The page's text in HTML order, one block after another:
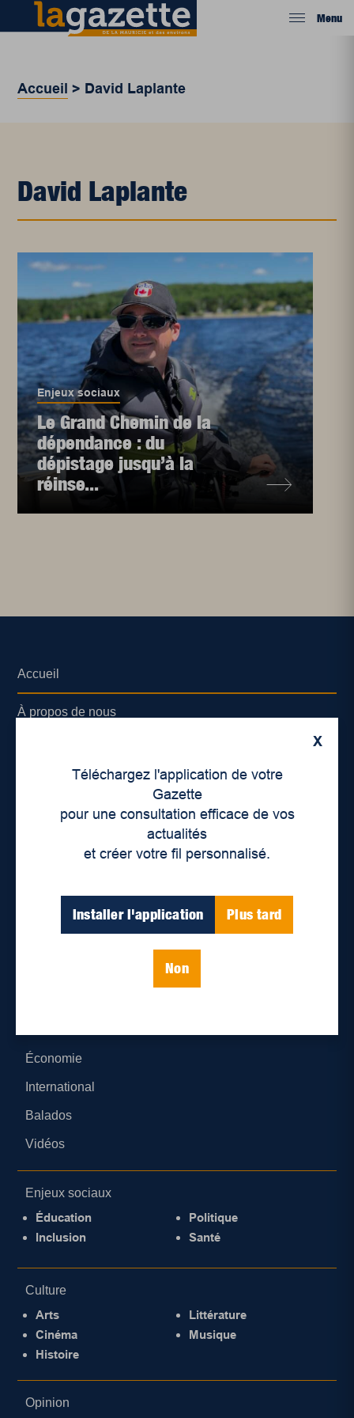
Menu
Accueil > David Laplante
David Laplante
Enjeux sociaux
Le Grand Chemin de la
dépendance : du
dépistage jusqu’à la
réinse...
X
Téléchargez l'application de votre
Gazette
pour une consultation efficace de vos
actualités
et créer votre fil personnalisé.
Installer l'application Plus tard
Non
Accueil
À propos de nous
Lieux de distribution
Économie
International
Balados
Vidéos
Enjeux sociaux
Éducation
Inclusion
Politique
Santé
Culture
Arts
Cinéma
Histoire
Littérature
Musique
Opinion